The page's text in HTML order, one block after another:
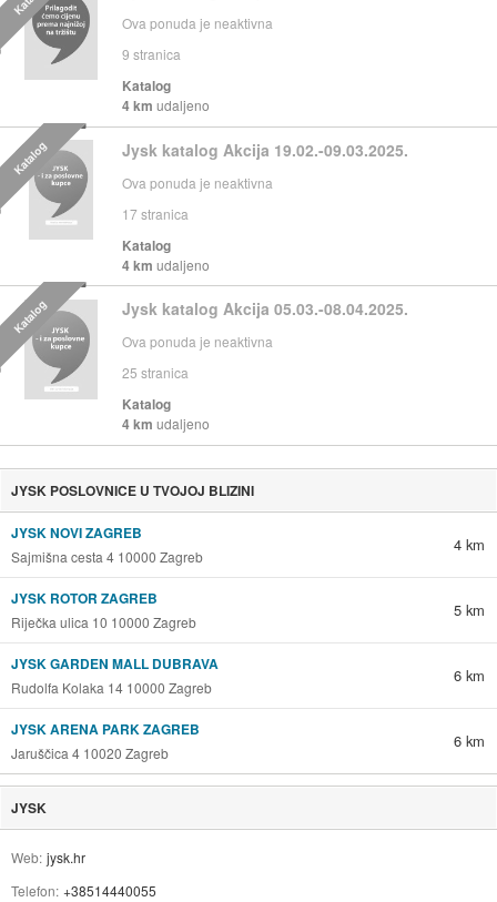
Ova ponuda je neaktivna
9 stranica
Katalog
4 km udaljeno
Jysk katalog Akcija 19.02.-09.03.2025.
Ova ponuda je neaktivna
17 stranica
Katalog
4 km udaljeno
Katalog
Jysk katalog Akcija 05.03.-08.04.2025.
Ova ponuda je neaktivna
25 stranica
Katalog
4 km udaljeno
Katalog
JYSK POSLOVNICE U TVOJOJ BLIZINI
JYSK NOVI ZAGREB
Sajmišna cesta 4 10000 Zagreb
4 km
JYSK ROTOR ZAGREB
Riječka ulica 10 10000 Zagreb
5 km
JYSK GARDEN MALL DUBRAVA
Rudolfa Kolaka 14 10000 Zagreb
6 km
JYSK ARENA PARK ZAGREB
Jaruščica 4 10020 Zagreb
6 km
JYSK
Web jysk.hr
Telefon +38514440055